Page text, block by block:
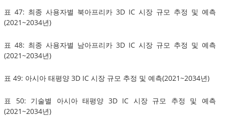
표 47: 최종 사용자별 북아프리카 3D IC 시장 규모 추정 및 예측
(2021~2034년)
표 48: 최종 사용자별 남아프리카 3D IC 시장 규모 추정 및 예측
(2021~2034년)
표 49: 아시아 태평양 3D IC 시장 규모 추정 및 예측(2021~2034년)
표 50: 기술별 아시아 태평양 3D IC 시장 규모 추정 및 예측
(2021~2034년)